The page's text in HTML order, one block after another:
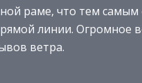
раме, что тем самым
линии. Огромное
ветра.